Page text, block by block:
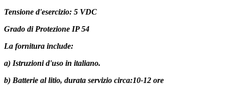
Tensione d'esercizio: 5 VDC
Grado di Protezione IP 54
La fornitura include:
a) Istruzioni d'uso in italiano.
b) Batterie al litio, durata servizio circa:10-12 ore